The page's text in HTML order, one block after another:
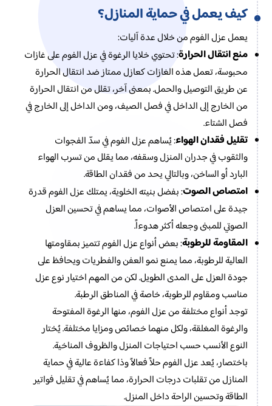
كيف يعمل في حماية المنازل؟
يعمل عزل الفوم من خلال عدة آليات:
منع انتقال الحرارة: تحتوي خلايا الرغوة في عزل الفوم على غازات
محبوسة، تعمل هذه الغازات كعازل ممتاز ضد انتقال الحرارة
عن طريق التوصيل والحمل. بمعنى آخر، تقلل من انتقال الحرارة
من الخارج إلى الداخل في فصل الصيف، ومن الداخل إلى الخارج في
فصل الشتاء.
تقليل فقدان الهواء: يُساهم عزل الفوم في سدّ الفجوات
والثقوب في جدران المنزل وسقفه، مما يقلل من تسرب الهواء
البارد أو الساخن، وبالتالي يحد من فقدان الطاقة.
امتصاص الصوت: بفضل بنيته الخلوية، يمتلك عزل الفوم قدرة
جيدة على امتصاص الأصوات، مما يساهم في تحسين العزل
الصوتي للمبنى وجعله أكثر هدوءاً.
المقاومة للرطوبة: بعض أنواع عزل الفوم تتميز بمقاومتها
العالية للرطوبة، مما يمنع نمو العفن والفطريات ويحافظ على
جودة العزل على المدى الطويل. لكن من المهم اختيار نوع عزل
مناسب ومقاوم للرطوبة، خاصة في المناطق الرطبة.
توجد أنواع مختلفة من عزل الفوم، منها الرغوة المفتوحة
والرغوة المغلقة، ولكل منهما خصائص ومزايا مختلفة. يُختار
النوع الأنسب حسب احتياجات المنزل والظروف المناخية.
باختصار، يُعد عزل الفوم حلاً فعالاً وذا كفاءة عالية في حماية
المنازل من تقلبات درجات الحرارة، مما يُساهم في تقليل فواتير
الطاقة وتحسين الراحة داخل المنزل.